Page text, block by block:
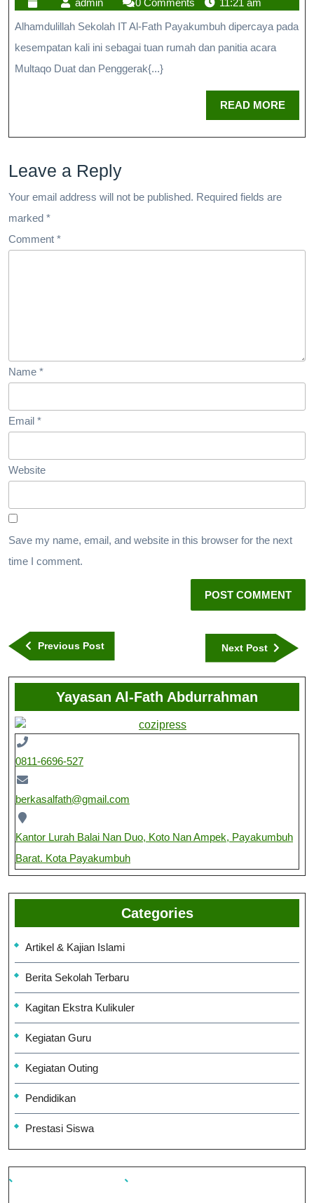
admin 0 Comments
11:21 am
Alhamdulillah Sekolah IT Al-Fath Payakumbuh dipercaya pada
kesempatan kali ini sebagai tuan rumah dan panitia acara
Multaqo Duat dan Penggerak{...}
READ MORE
Leave a Reply
Your email address will not be published. Required fields are
marked *
Comment *
Name *
Email *
Website
Save my name, email, and website in this browser for the next
time I comment.
Previous Post Next Post
Yayasan Al-Fath Abdurrahman
0811-6696-527
berkasalfath@gmail.com
Kantor Lurah Balai Nan Duo, Koto Nan Ampek, Payakumbuh
Barat. Kota Payakumbuh
Categories
Artikel & Kajian Islami
Berita Sekolah Terbaru
Kagitan Ekstra Kulikuler
Kegiatan Guru
Kegiatan Outing
Pendidikan
Prestasi Siswa